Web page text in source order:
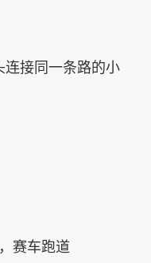
连接同一条路的小
赛车跑道